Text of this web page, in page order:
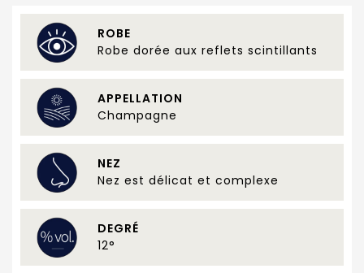
ROBE
Robe dorée aux reflets scintillants
APPELLATION
Champagne
NEZ
Nez est délicat et complexe
DEGRÉ
12°